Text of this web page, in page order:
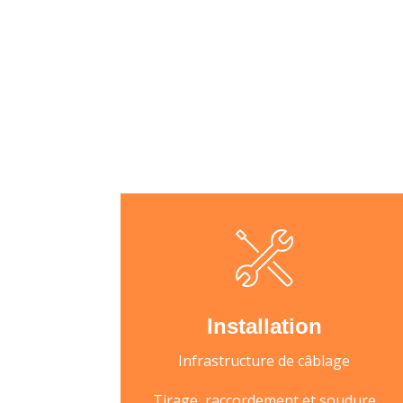
Installation
Infrastructure de câblage